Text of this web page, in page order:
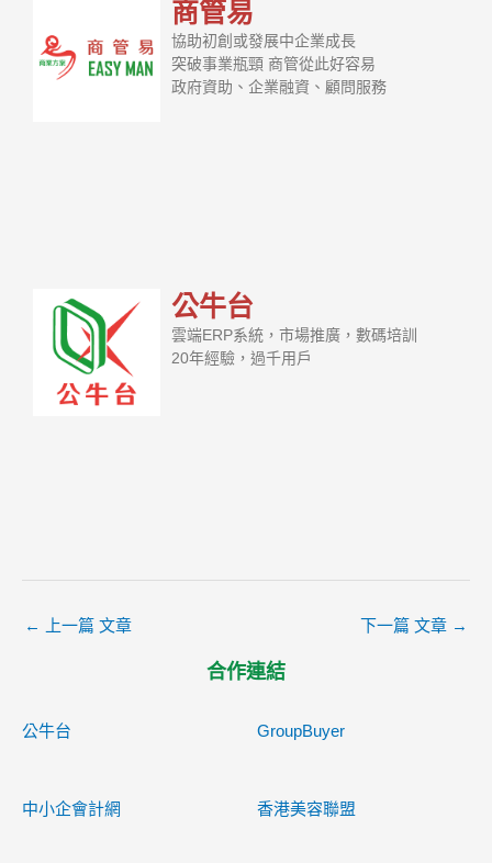
商管易
協助初創或發展中企業成長
突破事業瓶頸 商管從此好容易
政府資助、企業融資、顧問服務
公牛台
雲端ERP系統，市場推廣，數碼培訓
20年經驗，過千用戶
← 上一篇 文章 下一篇 文章 →
合作連結
公牛台 GroupBuyer
中小企會計網 香港美容聯盟